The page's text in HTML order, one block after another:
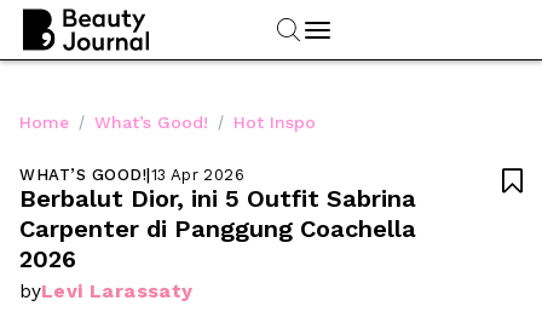
Home / What’s Good! / Hot Inspo
WHAT’S GOOD!|13 Apr 2026
Berbalut Dior, ini 5 Outfit Sabrina
Carpenter di Panggung Coachella
2026
byLevi Larassaty
